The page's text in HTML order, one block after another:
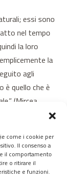
come i cookie per
Il consenso a
il comportamento
o ritirare il
e funzioni.
essi sono
nel tempo
la loro
la
agli
è quello che è
(Mircea
– webdesign: